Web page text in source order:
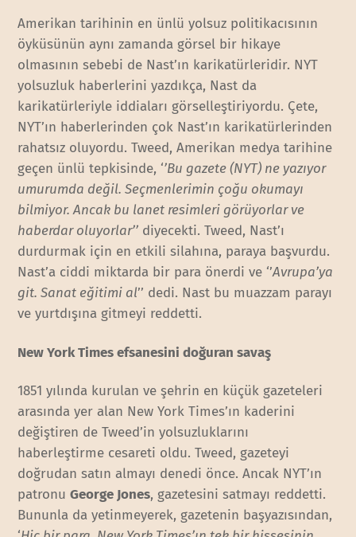
Amerikan tarihinin en ünlü yolsuz politikacısının
öyküsünün aynı zamanda görsel bir hikaye
olmasının sebebi de Nast’ın karikatürleridir. NYT
yolsuzluk haberlerini yazdıkça, Nast da
karikatürleriyle iddiaları görselleştiriyordu. Çete,
NYT’ın haberlerinden çok Nast’ın karikatürlerinden
rahatsız oluyordu. Tweed, Amerikan medya tarihine
geçen ünlü tepkisinde, ‘’Bu gazete (NYT) ne yazıyor
umurumda değil. Seçmenlerimin çoğu okumayı
bilmiyor. Ancak bu lanet resimleri görüyorlar ve
haberdar oluyorlar’’ diyecekti. Tweed, Nast’ı
durdurmak için en etkili silahına, paraya başvurdu.
Nast’a ciddi miktarda bir para önerdi ve ‘’Avrupa’ya
git. Sanat eğitimi al’’ dedi. Nast bu muazzam parayı
ve yurtdışına gitmeyi reddetti.
New York Times efsanesini doğuran savaş
1851 yılında kurulan ve şehrin en küçük gazeteleri
arasında yer alan New York Times’ın kaderini
değiştiren de Tweed’in yolsuzluklarını
haberleştirme cesareti oldu. Tweed, gazeteyi
doğrudan satın almayı denedi önce. Ancak NYT’ın
patronuGeorge Jones, gazetesini satmayı reddetti.
Bununla da yetinmeyerek, gazetenin başyazısından,